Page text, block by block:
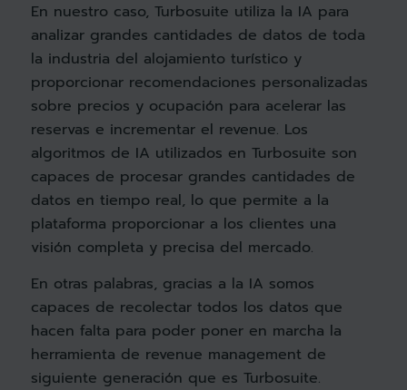
En nuestro caso, Turbosuite utiliza la IA para
analizar grandes cantidades de datos de toda
la industria del alojamiento turístico y
proporcionar recomendaciones personalizadas
sobre precios y ocupación para acelerar las
reservas e incrementar el revenue. Los
algoritmos de IA utilizados en Turbosuite son
capaces de procesar grandes cantidades de
datos en tiempo real, lo que permite a la
plataforma proporcionar a los clientes una
visión completa y precisa del mercado.
En otras palabras, gracias a la IA somos
capaces de recolectar todos los datos que
hacen falta para poder poner en marcha la
herramienta de revenue management de
siguiente generación que es Turbosuite.